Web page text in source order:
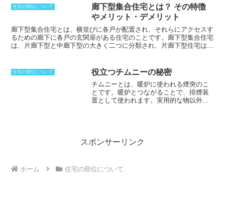
木目が背のほうに曲がってしまう。製材
後も成長する力が残ってしまっているこ
ともあり、水平材として使うと下方向に
変形することから背を上にして使わなけ
ればならない。太陽を浴びる背に対して
反対側のことを腹と呼ぶ。
部分はすべて開けられる方法で、さまざ
まな素材で作られたサッシが使われてい
ます。一般的な引き違い窓は、両方の窓
を開けることができません。その点で有
利な設計ではありますが、左右のどちら
かを開けられるという自由度が少なく、
ためのスペースが限られている場合や、
開けること自体に問題がある場合など
は、片引き窓は有効な手段として使用さ
れています。
住宅の部位について
廊下型集合住宅とは？ その特徴
やメリット・デメリット
廊下型集合住宅とは、横並びに各戸が配置され、それらにアクセスす
るための廊下に各戸の玄関扉がある住宅のことです。 廊下型集合住宅
は、片廊下型と中廊下型の大きく二つに分類され、片廊下型住宅は低
者等の通行が頻繁にされることが予想されるため、落ち着かないとも
言われていますが、
多くの戸数を配置できるため、ほとんどのアパー
ト、賃貸マンションでこの様式を使用しています。間取りは、バルコ
ニー側との反対側に共用廊下が配置される外廊下型、共用廊下が両側
の住戸の真ん中に配置される中廊下型があります。外廊下型は天候が
住宅の部位について 役立つチムニーの秘密
チムニーとは、暖炉に使われる煙突のこ
とです。暖炉とつながることで、排煙装
置として使われます。実用的な物以外に
スなどを排出するために必要な設備で、
定期的な点検もしなければなりません。
まう。これは、ガスそのものが熱による
スポンサーリンク
ホーム 住宅の部位について